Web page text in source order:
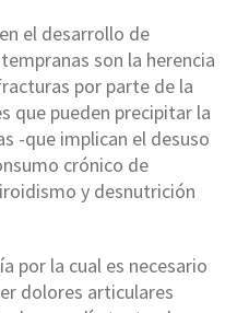
el desarrollo de
son la herencia
por parte de la
que pueden precipitar la
-que implican el desuso
crónico de
y desnutrición
por la cual es necesario
dolores articulares